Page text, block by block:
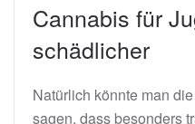
Cannabis für
schädlicher
Natürlich könnte man
sagen, dass besonders